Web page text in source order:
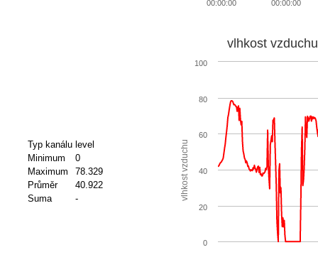
00:00:00
00:00:00
Typ kanálu level
Minimum
0
Maximum
78.329
Průměr
40.922
Suma
- vlhkost vzduchu
vlhkost vzduchu
0
20
40
60
80
100